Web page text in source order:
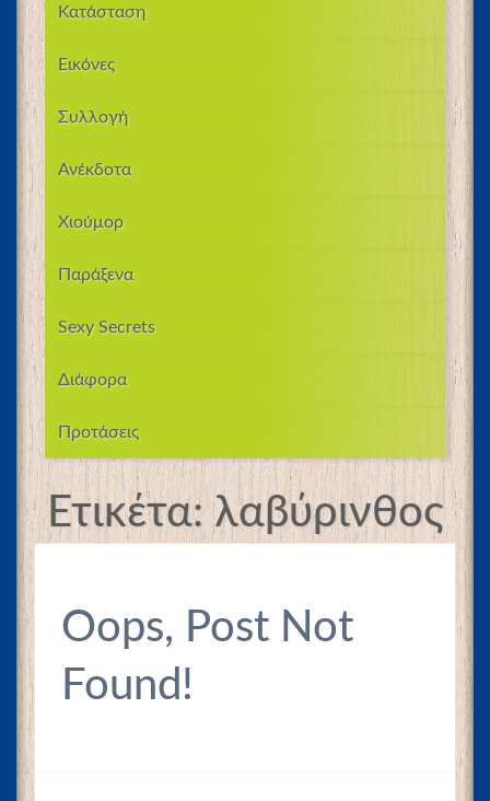
Κατάσταση
Εικόνες
Συλλογή
Ανέκδοτα
Χιούμορ
Παράξενα
Sexy Secrets
Διάφορα
Προτάσεις
Ετικέτα:λαβύρινθος
Oops, Post Not
Found!